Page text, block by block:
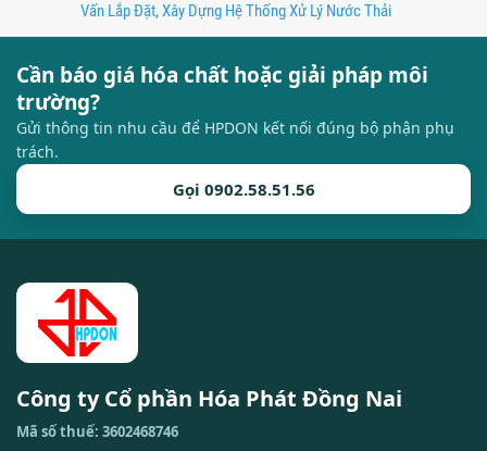
Vấn Lắp Đặt, Xây Dựng Hệ Thống Xử Lý Nước Thải
Cần báo giá hóa chất hoặc giải pháp môi
trường?
Gửi thông tin nhu cầu để HPDON kết nối đúng bộ phận phụ
trách.
Gọi 0902.58.51.56
Công ty Cổ phần Hóa Phát Đồng Nai
Mã số thuế: 3602468746